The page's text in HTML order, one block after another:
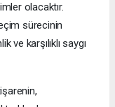
olacaktır.
sürecinin
ve karşılıklı saygı